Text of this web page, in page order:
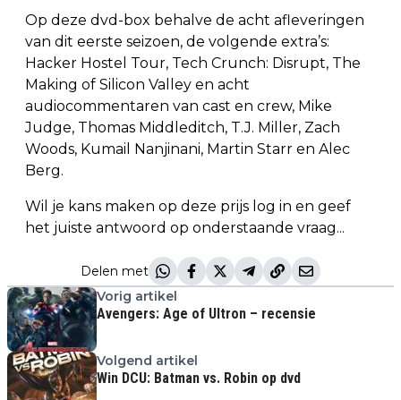
Op deze dvd-box behalve de acht afleveringen
van dit eerste seizoen, de volgende extra’s:
Hacker Hostel Tour, Tech Crunch: Disrupt, The
Making of Silicon Valley en acht
audiocommentaren van cast en crew, Mike
Judge, Thomas Middleditch, T.J. Miller, Zach
Woods, Kumail Nanjinani, Martin Starr en Alec
Berg.
Wil je kans maken op deze prijs log in en geef
het juiste antwoord op onderstaande vraag...
Delen met
Vorig artikel
Avengers: Age of Ultron – recensie
Volgend artikel
Win DCU: Batman vs. Robin op dvd